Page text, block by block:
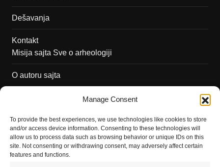
Manage Consent
To provide the best experiences, we use technologies like cookies to store
and/or access device information. Consenting to these technologies will
allow us to process data such as browsing behavior or unique IDs on this
site. Not consenting or withdrawing consent, may adversely affect certain
features and functions.
Dešavanja
Kontakt
Misija sajta Sve o arheologiji
O autoru sajta
Saradnja